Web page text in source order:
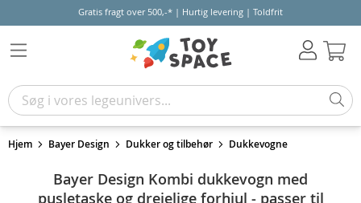
Gratis fragt over 500,-* | Hurtig levering | Toldfrit
Hjem Bayer Design Dukker og tilbehør Dukkevogne
Bayer Design Kombi dukkevogn med
pusletaske og drejelige forhjul - passer til